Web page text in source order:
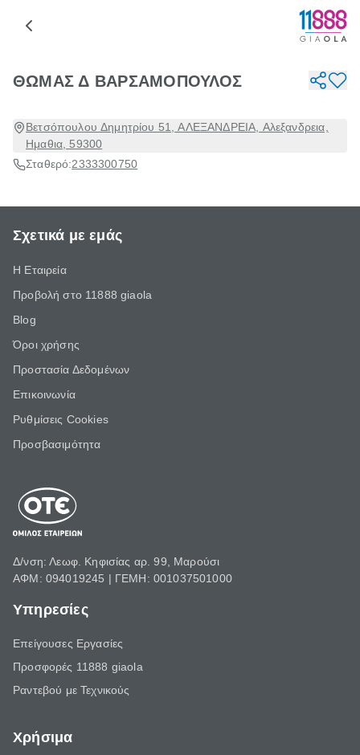
ΘΩΜΑΣ Δ ΒΑΡΣΑΜΟΠΟΥΛΟΣ
Βετσόπουλου Δημητρίου 51, ΑΛΕΞΑΝΔΡΕΙΑ, Αλεξανδρεια,
Ημαθια, 59300
Σταθερό:2333300750
Σχετικά με εμάς
Η Εταιρεία
Προβολή στο 11888 giaola
Blog
Όροι χρήσης
Προστασία Δεδομένων
Επικοινωνία
Ρυθμίσεις Cookies
Προσβασιμότητα
Δ/νση: Λεωφ. Κηφισίας αρ. 99, Μαρούσι
ΑΦΜ: 094019245 | ΓΕΜΗ: 001037501000
Υπηρεσίες
Επείγουσες Εργασίες
Προσφορές 11888 giaola
Ραντεβού με Τεχνικούς
Χρήσιμα